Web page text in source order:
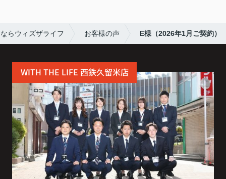
らウィズザライフ お客様の声 E様（2026年1月ご契約）
WITH THE LIFE 西鉄久留米店